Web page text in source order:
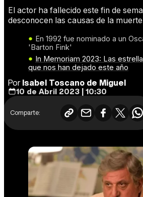
El actor ha fallecido este fin de
desconocen las causas de la
En 1992 fue nominado a un
'Barton Fink'
In Memoriam 2023: Las
que nos han dejado este año
PorIsabel Toscano de Miguel
10 de Abril 2023 | 10:30
Comparte: